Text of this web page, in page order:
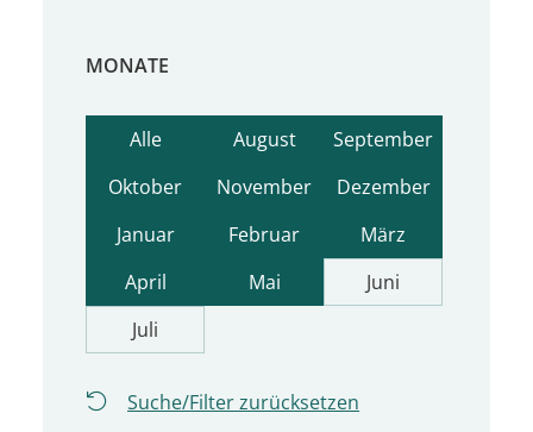
MONATE
Alle August
September
Oktober
November
Dezember
Januar
Februar
März
April
Mai
Juni
Juli
Suche/Filter zurücksetzen